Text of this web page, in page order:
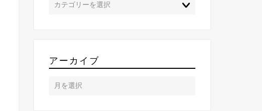
アーカイブ